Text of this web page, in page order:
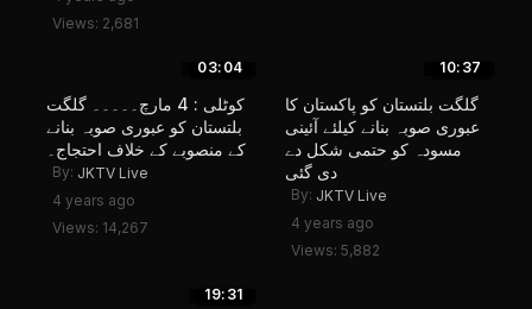
Views: 2,681
03:04
کوٹلی : 4 مارچ۔۔۔۔۔ گلگت
بلتستان کو عبوری صوبہ بنانے
کے منصوبے کے خلاف احتجاج۔
By: JKTV Live
4 years ago
Views: 14,267
10:37
گلگت بلتستان کو پاکستان کا
عبوری صوبہ بنانے کیلئے آئینی
مسودہ کو حتمی شکل دے
دی گئی
By: JKTV Live
4 years ago
Views: 5,882
19:31